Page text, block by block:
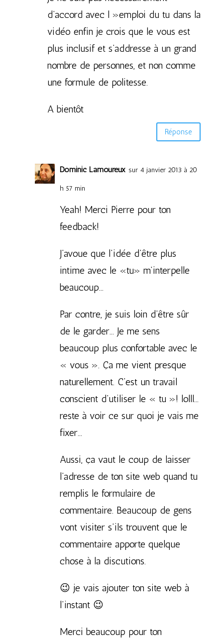
d’accord avec l »emploi du tu dans la
vidéo enfin je crois que le vous est
plus inclusif et s’addresse à un grand
nombre de personnes, et non comme
une formule de politesse.
A bientôt
Réponse
Dominic Lamoureux sur 4 janvier 2013 à 20
h 57 min
Yeah! Merci Pierre pour ton
feedback!
J’avoue que l’idée d’être plus
intime avec le «tu» m’interpelle
beaucoup…
Par contre, je suis loin d’être sûr
de le garder… Je me sens
beaucoup plus confortable avec le
« vous ». Ça me vient presque
naturellement. C’est un travail
conscient d’utiliser le « tu »! lolll…
reste à voir ce sur quoi je vais me
fixer…
Aussi, ça vaut le coup de laisser
l’adresse de ton site web quand tu
remplis le formulaire de
commentaire. Beaucoup de gens
vont visiter s’ils trouvent que le
commentaire apporte quelque
chose à la discutions.
😉 je vais ajouter ton site web à
l’instant 😉
Merci beaucoup pour ton